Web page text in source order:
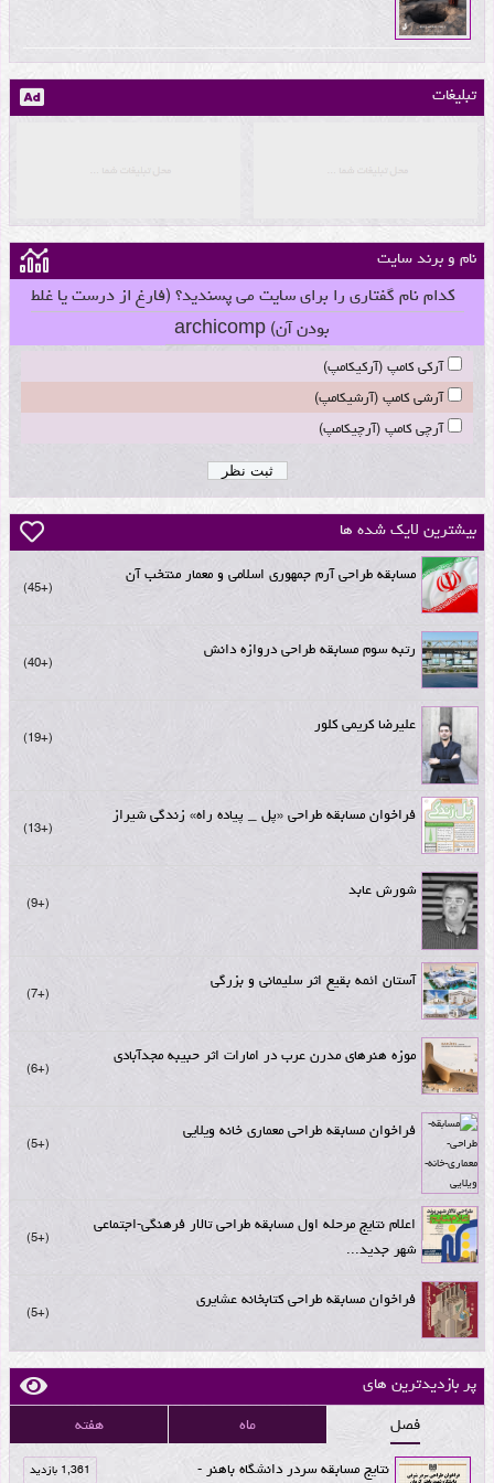
تبلیغات
نام و برند سایت
کدام نام گفتاری را برای سایت می پسندید؟ (فارغ از درست یا غلط
بودن آن) archicomp
آرکی کامپ (آرکیکامپ)
آرشی کامپ (آرشیکامپ)
آرچی کامپ (آرچیکامپ)
بیشترین لایک شده ها
مسابقه طراحی آرم جمهوری اسلامی و معمار منتخب آن
+45
رتبه سوم مسابقه طراحی دروازه دانش
+40
علیرضا کریمی کلور
+19
فراخوان مسابقه طراحی «پل _ پیاده راه» زندگی شیراز
+13
شورش عابد
+9
آستان ائمه بقیع اثر سلیمانی و بزرگی
+7
موزه هنرهای مدرن عرب در امارات اثر حبیبه مجدآبادی
+6
فراخوان مسابقه طراحی معماری خانه ویلایی
+5
اعلام نتایج مرحله اول مسابقه طراحی تالار فرهنگی-اجتماعی
شهر جدید...
+5
فراخوان مسابقه طراحی کتابخانه عشایری
+5
پر بازدیدترین های
فصل ماه هفته
نتایج مسابقه سردر دانشگاه باهنر - 1,361 بازدید